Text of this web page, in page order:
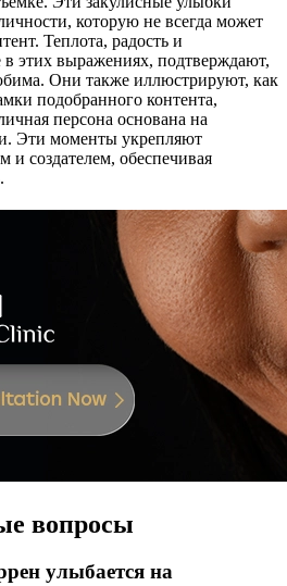
которую не всегда может
Теплота, радость и
в этих выражениях, подтверждают,
Они также иллюстрируют, как
подобранного контента,
персона основана на
Эти моменты укрепляют
создателем, обеспечивая
вопросы
улыбается на